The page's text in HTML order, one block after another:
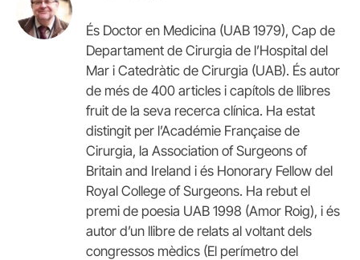
És Doctor en Medicina (UAB 1979), Cap de
Departament de Cirurgia de l’Hospital del
Mar i Catedràtic de Cirurgia (UAB). És autor
de més de 400 articles i capítols de llibres
fruit de la seva recerca clínica. Ha estat
distingit per l’Académie Française de
Cirurgia, la Association of Surgeons of
Britain and Ireland i és Honorary Fellow del
Royal College of Surgeons. Ha rebut el
premi de poesia UAB 1998 (Amor Roig), i és
autor d’un llibre de relats al voltant dels
congressos mèdics (El perímetro del